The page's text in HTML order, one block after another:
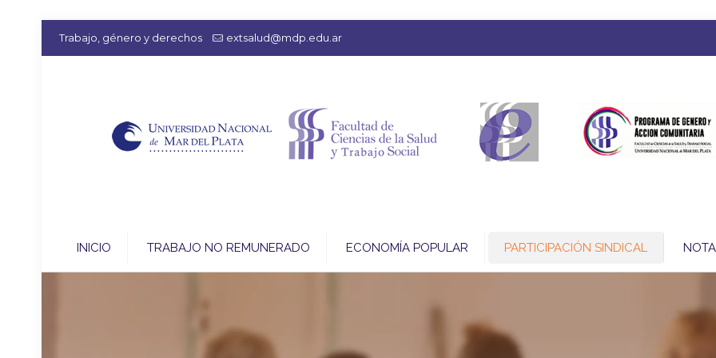
Trabajo, género y derechos extsalud@mdp.edu.ar
INICIO TRABAJO NO REMUNERADO ECONOMÍA POPULAR PARTICIPACIÓN SINDICAL